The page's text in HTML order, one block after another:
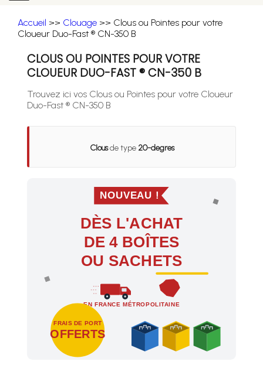
Accueil >> Clouage >> Clous ou Pointes pour votre
Cloueur Duo-Fast ® CN-350 B
CLOUS OU POINTES POUR VOTRE
CLOUEUR DUO-FAST ® CN-350 B
Trouvez ici vos Clous ou Pointes pour votre Cloueur
Duo-Fast ® CN-350 B
Clousde type 20-degres
NOUVEAU !
DÈS L'ACHAT
DE 4 BOÎTES
OU SACHETS
EN FRANCE MÉTROPOLITAINE
FRAIS DE PORT
OFFERTS